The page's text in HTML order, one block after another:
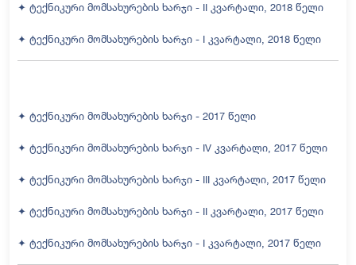
✦ ტექნიკური მომსახურების ხარჯი - II კვარტალი, 2018 წელი
✦ ტექნიკური მომსახურების ხარჯი - I კვარტალი, 2018 წელი
✦ ტექნიკური მომსახურების ხარჯი - 2017 წელი
✦ ტექნიკური მომსახურების ხარჯი - IV კვარტალი, 2017 წელი
✦ ტექნიკური მომსახურების ხარჯი - III კვარტალი, 2017 წელი
✦ ტექნიკური მომსახურების ხარჯი - II კვარტალი, 2017 წელი
✦ ტექნიკური მომსახურების ხარჯი - I კვარტალი, 2017 წელი